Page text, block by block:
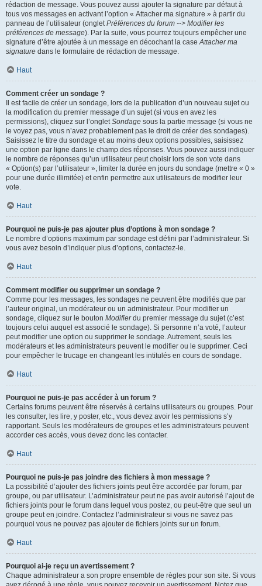
rédaction de message. Vous pouvez aussi ajouter la signature par défaut à
tous vos messages en activant l’option « Attacher ma signature » à partir du
panneau de l’utilisateur (ongletPréférences du forum --> Modifier les
préférences de message). Par la suite, vous pourrez toujours empêcher une
signature d’être ajoutée à un message en décochant la caseAttacher ma
signature dans le formulaire de rédaction de message.
Haut
Comment créer un sondage ?
Il est facile de créer un sondage, lors de la publication d’un nouveau sujet ou
la modification du premier message d’un sujet (si vous en avez les
permissions), cliquez sur l’ongletSondage sous la partie message (si vous ne
le voyez pas, vous n’avez probablement pas le droit de créer des sondages).
Saisissez le titre du sondage et au moins deux options possibles, saisissez
une option par ligne dans le champ des réponses. Vous pouvez aussi indiquer
le nombre de réponses qu’un utilisateur peut choisir lors de son vote dans
« Option(s) par l’utilisateur », limiter la durée en jours du sondage (mettre « 0 »
pour une durée illimitée) et enfin permettre aux utilisateurs de modifier leur
vote.
Haut
Pourquoi ne puis-je pas ajouter plus d’options à mon sondage ?
Le nombre d’options maximum par sondage est défini par l’administrateur. Si
vous avez besoin d’indiquer plus d’options, contactez-le.
Haut
Comment modifier ou supprimer un sondage ?
Comme pour les messages, les sondages ne peuvent être modifiés que par
l’auteur original, un modérateur ou un administrateur. Pour modifier un
sondage, cliquez sur le bouton Modifierdu premier message du sujet (c’est
toujours celui auquel est associé le sondage). Si personne n’a voté, l’auteur
peut modifier une option ou supprimer le sondage. Autrement, seuls les
modérateurs et les administrateurs peuvent le modifier ou le supprimer. Ceci
pour empêcher le trucage en changeant les intitulés en cours de sondage.
Haut
Pourquoi ne puis-je pas accéder à un forum ?
Certains forums peuvent être réservés à certains utilisateurs ou groupes. Pour
les consulter, les lire, y poster, etc., vous devez avoir les permissions s’y
rapportant. Seuls les modérateurs de groupes et les administrateurs peuvent
accorder ces accès, vous devez donc les contacter.
Haut
Pourquoi ne puis-je pas joindre des fichiers à mon message ?
La possibilité d’ajouter des fichiers joints peut être accordée par forum, par
groupe, ou par utilisateur. L’administrateur peut ne pas avoir autorisé l’ajout de
fichiers joints pour le forum dans lequel vous postez, ou peut-être que seul un
groupe peut en joindre. Contactez l’administrateur si vous ne savez pas
pourquoi vous ne pouvez pas ajouter de fichiers joints sur un forum.
Haut
Pourquoi ai-je reçu un avertissement ?
Chaque administrateur a son propre ensemble de règles pour son site. Si vous